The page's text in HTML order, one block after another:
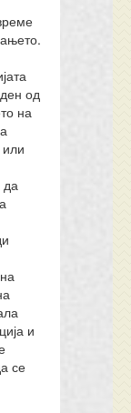
од
на
да
и
се